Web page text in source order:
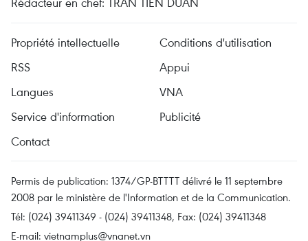
Propriété intellectuelle
Conditions d'utilisation
RSS
Appui
Langues
VNA
Service d'information
Publicité
Contact
Permis de publication: 1374/GP-BTTTT délivré le 11 septembre
2008 par le ministère de l'Information et de la Communication.
Tél: (024) 39411349 - (024) 39411348, Fax: (024) 39411348
E-mail: vietnamplus@vnanet.vn